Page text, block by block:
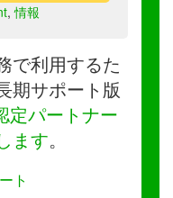
,情報
で利用するた
期サポート版
定パートナー
ます。
ト